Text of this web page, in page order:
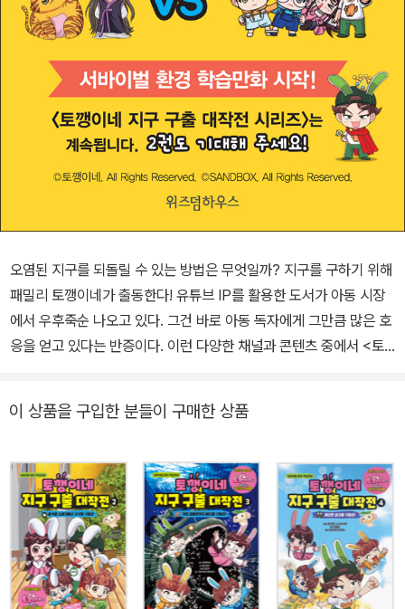
오염된 지구를 되돌릴 수 있는 방법은 무엇일까? 지구를 구하기 위해
패밀리 토깽이네가 출동한다! 유튜브 IP를 활용한 도서가 아동 시장
에서 우후죽순 나오고 있다. 그건 바로 아동 독자에게 그만큼 많은 호
응을 얻고 있다는 반증이다. 이런 다양한 채널과 콘텐츠 중에서 <토
있다는 것이다. ‘토깽이네’는 가족과 함께할 수 있는 게임이 가득 담겨
가족이 함께 모여서 보기에 좋다. 이 채널을 통해서 우리는 가족과 함
께 의미 있는 시간을 보낼 수 있고, 코로나 이후에 정착된 가족과 함께
하는 문화 속에서도 더 알찬 시간을 보낼 수 있다. 이런 토깽이네 채널
의 장점을 바탕으로 평범한 가족이 지구를 구하는 재미있는 스토리와
세계관, 캐릭성을 구축해서 <토깽이네 지구 구출 대작전>이 탄생했
다. <토깽이네 지구 구출 대작전>은 긴장감 넘치는 스토리와 유튜브
이 상품을 구입한 분들이 구매한 상품